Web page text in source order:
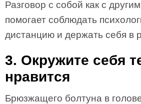
Разговор с собой как с
помогает соблюдать
дистанцию и держать себя в
3. Окружите себя
нравится
Брюзжащего болтуна в